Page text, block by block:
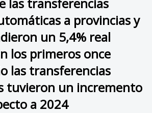
a provincias y
un 5,4% real
los primeros once
las transferencias
tuvieron un incremento
a 2024